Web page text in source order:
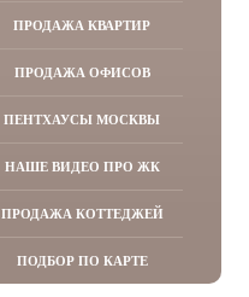
ПРОДАЖА КВАРТИР
ПРОДАЖА ОФИСОВ
ПЕНТХАУСЫ МОСКВЫ
НАШЕ ВИДЕО ПРО ЖК
ПРОДАЖА КОТТЕДЖЕЙ
ПОДБОР ПО КАРТЕ